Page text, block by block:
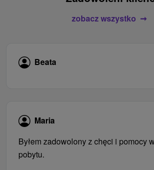
zobacz wszystko
Beata
Maria
Byłem zadowolony z chęci i pomocy
pobytu.